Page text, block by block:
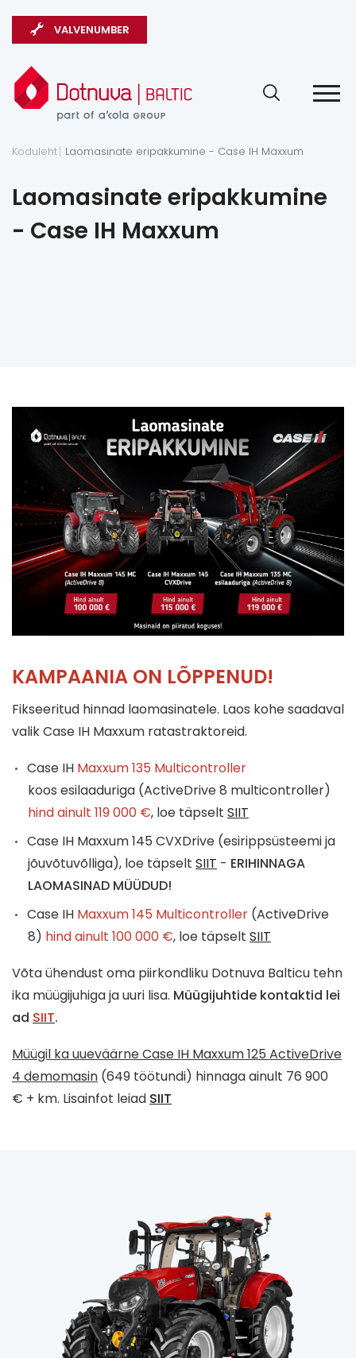
VALVENUMBER
Koduleht Laomasinate eripakkumine - Case IH Maxxum
Laomasinate eripakkumine
- Case IH Maxxum
KAMPAANIA ON LÕPPENUD!
Fikseeritud hinnad laomasinatele. Laos kohe saadaval
valik Case IH Maxxum ratastraktoreid.
Case IH Maxxum 135 Multicontroller
koos esilaaduriga (ActiveDrive 8 multicontroller)
hind ainult 119 000 €, loe täpselt SIIT
Case IH Maxxum 145 CVXDrive (esirippsüsteemi ja
jõuvõtuvõlliga), loe täpselt SIIT - ERIHINNAGA
LAOMASINAD MÜÜDUD!
Case IH Maxxum 145 Multicontroller (ActiveDrive
8) hind ainult 100 000 €, loe täpselt SIIT
Võta ühendust oma piirkondliku Dotnuva Balticu tehn
ika müügijuhiga ja uuri lisa. Müügijuhtide kontaktid lei
ad SIIT.
Müügil ka uueväärne Case IH Maxxum 125 ActiveDrive
4 demomasin (649 töötundi) hinnaga ainult 76 900
€ + km. Lisainfot leiad SIIT